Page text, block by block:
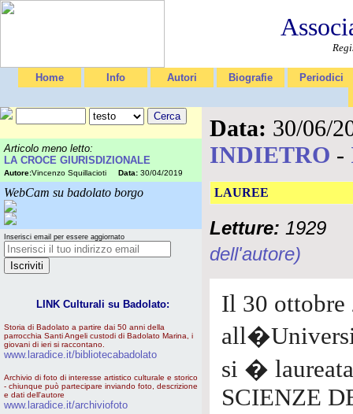
Home Info Autori Biografie Periodici
Articolo meno letto:
LA CROCE GIURISDIZIONALE
Autore:Vincenzo Squillacioti Data: 30/04/2019
WebCam su badolato borgo
Inserisci email per essere aggiornato
LINK Culturali su Badolato:
Storia di Badolato a partire dai 50 anni della
parrocchia Santi Angeli custodi di Badolato Marina, i
giovani di ieri si raccontano.
www.laradice.it/bibliotecabadolato
Archivio di foto di interesse artistico culturale e storico
- chiunque può partecipare inviando foto, descrizione
e dati dell'autore
www.laradice.it/archiviofoto
Data: 30/06/
INDIETRO -
LAUREE
Letture: 1929
dell'autore)
Il 30 ottobre
si �
SCIENZE